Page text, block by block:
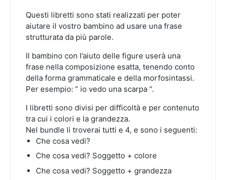
Questi libretti sono stati realizzati per poter
aiutare il vostro bambino ad usare una frase
strutturata da più parole.
Il bambino con l’aiuto delle figure userà una
frase nella composizione esatta, tenendo conto
della forma grammaticale e della morfosintassi.
Per esempio: ” io vedo una scarpa “.
I libretti sono divisi per difficoltà e per contenuto
tra cui i colori e la grandezza.
Nel bundle li troverai tutti e 4, e sono i seguenti:
Che cosa vedi?
Che cosa vedi? Soggetto + colore
Che cosa vedi? Soggetto + grandezza